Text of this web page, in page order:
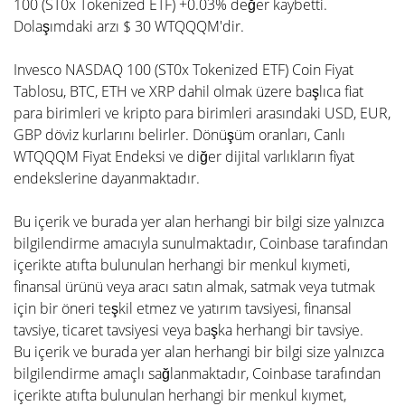
100 (ST0x Tokenized ETF) +0.03% değer kaybetti.
Dolaşımdaki arzı $ 30 WTQQQM'dir.
Invesco NASDAQ 100 (ST0x Tokenized ETF) Coin Fiyat
Tablosu, BTC, ETH ve XRP dahil olmak üzere başlıca fiat
para birimleri ve kripto para birimleri arasındaki USD, EUR,
GBP döviz kurlarını belirler. Dönüşüm oranları, Canlı
WTQQQM Fiyat Endeksi ve diğer dijital varlıkların fiyat
endekslerine dayanmaktadır.
Bu içerik ve burada yer alan herhangi bir bilgi size yalnızca
bilgilendirme amacıyla sunulmaktadır, Coinbase tarafından
içerikte atıfta bulunulan herhangi bir menkul kıymeti,
finansal ürünü veya aracı satın almak, satmak veya tutmak
için bir öneri teşkil etmez ve yatırım tavsiyesi, finansal
tavsiye, ticaret tavsiyesi veya başka herhangi bir tavsiye.
Bu içerik ve burada yer alan herhangi bir bilgi size yalnızca
bilgilendirme amaçlı sağlanmaktadır, Coinbase tarafından
içerikte atıfta bulunulan herhangi bir menkul kıymet,